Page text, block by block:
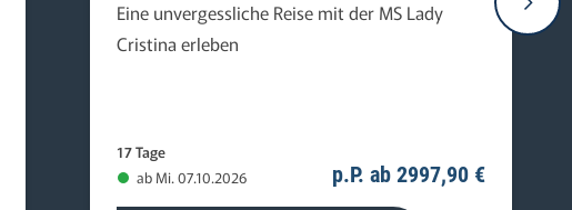
Eine unvergessliche Reise mit der MS Lady
Cristina erleben
17 Tage
ab Mi. 07.10.2026
p.P. ab 2997,90 €